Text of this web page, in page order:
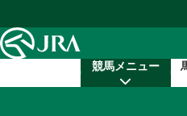
競馬メニュー